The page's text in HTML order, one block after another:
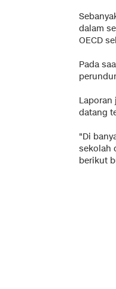
dalam
OECD
Pada
Laporan
datang
"Di
sekolah
berikut